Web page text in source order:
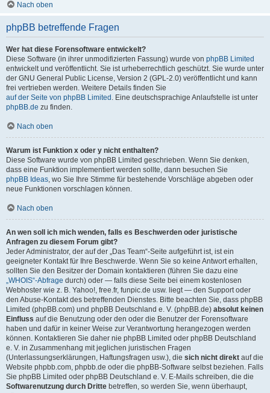
Nach oben
phpBB betreffende Fragen
Wer hat diese Forensoftware entwickelt?
Diese Software (in ihrer unmodifizierten Fassung) wurde von phpBB Limited
entwickelt und veröffentlicht. Sie ist urheberrechtlich geschützt. Sie wurde unter
der GNU General Public License, Version 2 (GPL-2.0) veröffentlicht und kann
frei vertrieben werden. Weitere Details finden Sie
auf der Seite von phpBB Limited . Eine deutschsprachige Anlaufstelle ist unter
phpBB.de zu finden.
Nach oben
Warum ist Funktion x oder y nicht enthalten?
Diese Software wurde von phpBB Limited geschrieben. Wenn Sie denken,
dass eine Funktion implementiert werden sollte, dann besuchen Sie
phpBB Ideas, wo Sie Ihre Stimme für bestehende Vorschläge abgeben oder
neue Funktionen vorschlagen können.
Nach oben
An wen soll ich mich wenden, falls es Beschwerden oder juristische
Anfragen zu diesem Forum gibt?
Jeder Administrator, der auf der „Das Team“-Seite aufgeführt ist, ist ein
geeigneter Kontakt für Ihre Beschwerde. Wenn Sie so keine Antwort erhalten,
sollten Sie den Besitzer der Domain kontaktieren (führen Sie dazu eine
„WHOIS“-Abfrage durch) oder — falls diese Seite bei einem kostenlosen
Webhoster wie z. B. Yahoo!, free.fr, funpic.de usw. liegt — den Support oder
den Abuse-Kontakt des betreffenden Dienstes. Bitte beachten Sie, dass phpBB
Limited (phpBB.com) und phpBB Deutschland e. V. (phpBB.de) absolut keinen
Einfluss auf die Benutzung oder den oder die Benutzer der Forensoftware
haben und dafür in keiner Weise zur Verantwortung herangezogen werden
können. Kontaktieren Sie daher nie phpBB Limited oder phpBB Deutschland
e. V. in Zusammenhang mit jeglichen juristischen Fragen
(Unterlassungserklärungen, Haftungsfragen usw.), die sich nicht direkt auf die
Website phpbb.com, phpbb.de oder die phpBB-Software selbst beziehen. Falls
Sie phpBB Limited oder phpBB Deutschland e. V. E-Mails schreiben, die die
Softwarenutzung durch Dritte betreffen, so werden Sie, wenn überhaupt,